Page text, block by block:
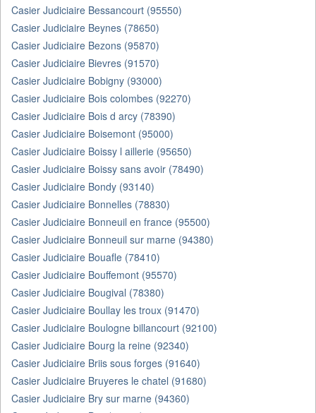
Casier Judiciaire Bessancourt (95550)
Casier Judiciaire Beynes (78650)
Casier Judiciaire Bezons (95870)
Casier Judiciaire Bievres (91570)
Casier Judiciaire Bobigny (93000)
Casier Judiciaire Bois colombes (92270)
Casier Judiciaire Bois d arcy (78390)
Casier Judiciaire Boisemont (95000)
Casier Judiciaire Boissy l aillerie (95650)
Casier Judiciaire Boissy sans avoir (78490)
Casier Judiciaire Bondy (93140)
Casier Judiciaire Bonnelles (78830)
Casier Judiciaire Bonneuil en france (95500)
Casier Judiciaire Bonneuil sur marne (94380)
Casier Judiciaire Bouafle (78410)
Casier Judiciaire Bouffemont (95570)
Casier Judiciaire Bougival (78380)
Casier Judiciaire Boullay les troux (91470)
Casier Judiciaire Boulogne billancourt (92100)
Casier Judiciaire Bourg la reine (92340)
Casier Judiciaire Briis sous forges (91640)
Casier Judiciaire Bruyeres le chatel (91680)
Casier Judiciaire Bry sur marne (94360)